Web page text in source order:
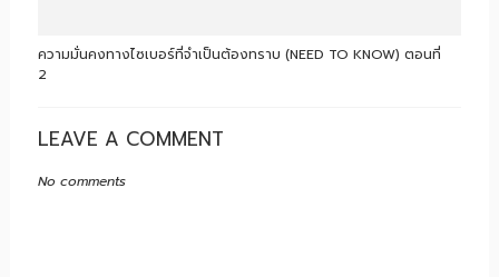
ความมั่นคงทางไซเบอร์ที่จำเป็นต้องทราบ (NEED TO KNOW) ตอนที่
2
LEAVE A COMMENT
No comments